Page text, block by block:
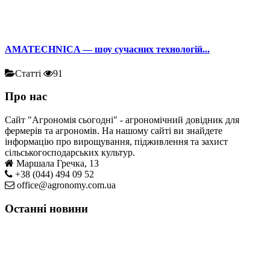
AMATECHNICA — шоу сучасних технологій...
Статті 91
Про нас
Сайт "Агрономія сьогодні" - агрономічний довідник для
фермерів та агрономів. На нашому сайті ви знайдете
інформацію про вирощування, підживлення та захист
сільськогосподарських культур.
Маршала Гречка, 13
+38 (044) 494 09 52
office@agronomy.com.ua
Останні новини